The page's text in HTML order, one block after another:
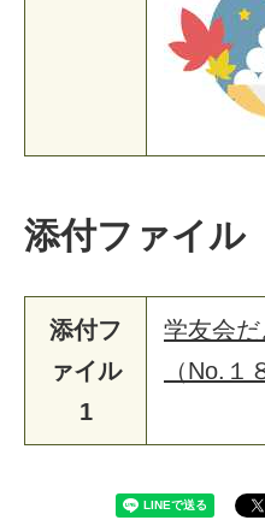
添付ファイル
添付フ
ァイル
1
学友会
（No.